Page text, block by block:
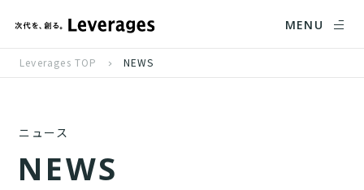
MENU
Leverages TOP NEWS
ニュース
NEWS